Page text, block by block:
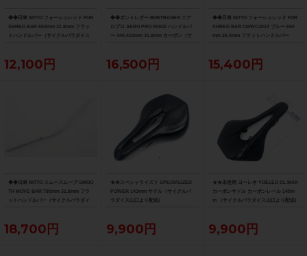
◆◆日東 NITTO フォーシュレッド FOR
SHRED BAR 650mm 31.8mm フラッ
トハンドルバー（サイクルパラダイス
12,100円
◆◆ボントレガー BONTRAGER エア
ロプロ AERO PRO ROAD ハンドルバ
ー 440-410mm 31.8mm カーボン（サ
16,500円
◆◆日東 NITTO フォーシュレッド FOR
SHRED BAR CMWC2023 ブルー 650
mm 25.4mm フラットハンドルバー
15,400円
◆◆日東 NITTO スムースムーブ SMOO
TH MOVE BAR 780mm 31.8mm フラ
ットハンドルバー（サイクルパラダイ
18,700円
★★スペシャライズド SPECIALIZED
POWER 143mm サドル（サイクルパ
ラダイス山口より配送)
9,900円
★★未使用 ヨーレオ YOELEO CL MAX
カーボンサドル カーボンレール 140m
m （サイクルパラダイス山口より配送)
9,900円